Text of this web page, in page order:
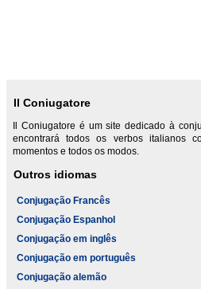
Il Coniugatore
Il Coniugatore é um site dedicado à
encontrará todos os verbos italianos
momentos e todos os modos.
Outros idiomas
Conjugação Francês
Conjugação Espanhol
Conjugação em inglês
Conjugação em português
Conjugação alemão